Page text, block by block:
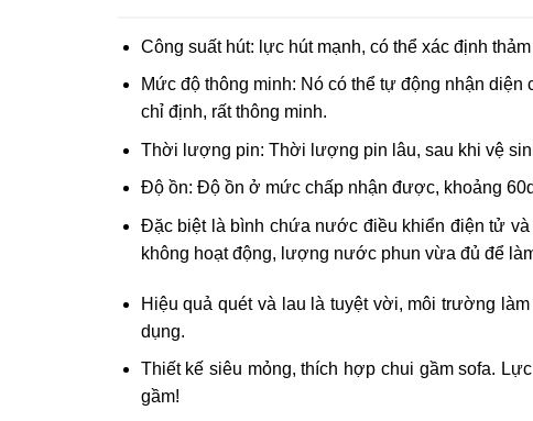
Công suất hút: lực hút mạnh, có thể xác định
Mức độ thông minh: Nó có thể tự động nhận
chỉ định, rất thông minh.
Thời lượng pin: Thời lượng pin lâu, sau khi vệ
Độ ồn: Độ ồn ở mức chấp nhận được, khoảng
Đặc biệt là bình chứa nước điều khiển điện tử
không hoạt động, lượng nước phun vừa đủ để
Hiệu quả quét và lau là tuyệt vời, môi trường
dụng.
Thiết kế siêu mỏng, thích hợp chui gầm sofa.
gầm!